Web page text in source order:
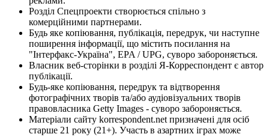
Розділ Спецпроекти створюється спільно з
комерційними партнерами.
Будь яке копіювання, публікація, передрук, чи наступне
поширення інформації, що містить посилання на
"Інтерфакс-Україна", EPA / UPG, суворо забороняється.
Власник веб-сторінки в розділі Я-Корреспондент є автор
публікації.
Будь-яке копіювання, передрук та відтворення
фотографічних творів та/або аудіовізуальних творів
правовласника Getty Images - суворо забороняється.
Матеріали сайту korrespondent.net призначені для осіб
старше 21 року (21+). Участь в азартних іграх може